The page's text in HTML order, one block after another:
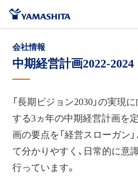
会社情報
中期経営計画2022-2024
「長期ビジョン2030」の実現
する3ヵ年の中期経営計画を
画の要点を「経営スローガン
て分かりやすく、日常的に意
行っています。